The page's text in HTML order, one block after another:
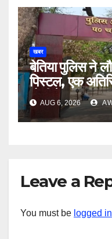
खबर
बेतिया पुलिस ने
पिस्टल, एक
गोली के साथ एक
AUG 6, 2026
Leave a
You must be logged in